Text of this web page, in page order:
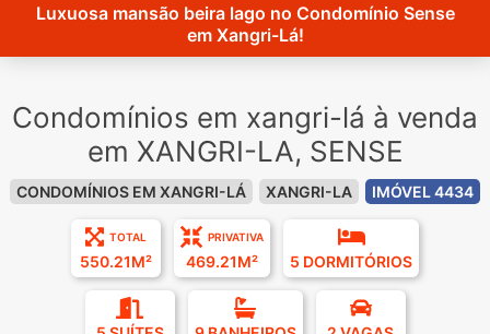
Luxuosa mansão beira lago no Condomínio Sense
em Xangri-Lá!
Condomínios em xangri-lá à venda
em XANGRI-LA, SENSE
CONDOMÍNIOS EM XANGRI-LÁ XANGRI-LA IMÓVEL 4434
TOTAL
550.21M²
PRIVATIVA
469.21M² 5 DORMITÓRIOS